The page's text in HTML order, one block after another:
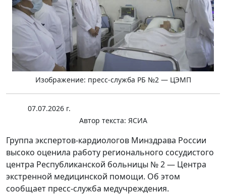
Изображение: пресс-служба РБ №2 — ЦЭМП
07.07.2026 г.
Автор текста: ЯСИА
Группа экспертов-кардиологов Минздрава России
высоко оценила работу регионального сосудистого
центра Республиканской больницы № 2 — Центра
экстренной медицинской помощи. Об этом
сообщает пресс-служба медучреждения.